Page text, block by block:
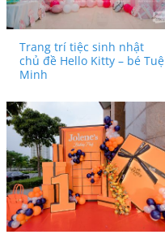
Trang trí tiệc sinh nhật
chủ đề Hello Kitty – bé Tuệ
Minh